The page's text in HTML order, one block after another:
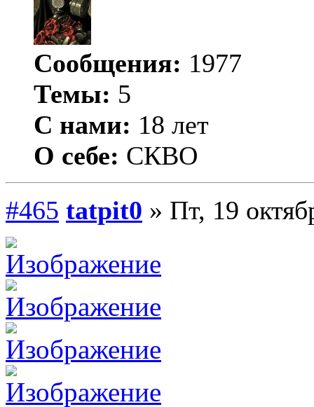
Сообщения: 1977
Темы: 5
С нами: 18 лет
О себе: СКВО
#465 tatpit0 » Пт, 19